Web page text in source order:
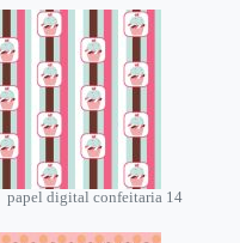
papel digital confeitaria 14